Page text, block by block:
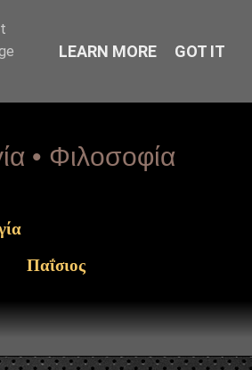
• Φιλοσοφία
Παΐσιος
LEARN MORE GOT IT